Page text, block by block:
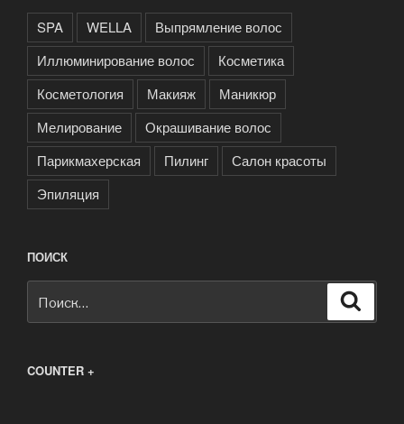
SPA WELLA
Выпрямление волос
Иллюминирование волос
Косметика
Косметология
Макияж
Маникюр
Мелирование
Окрашивание волос
Парикмахерская
Пилинг
Салон красоты
Эпиляция
ПОИСК
COUNTER +